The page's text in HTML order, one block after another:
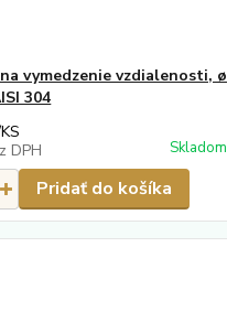
vymedzenie vzdialenosti, ø
304
KS
DPH Skladom
Pridať do košíka